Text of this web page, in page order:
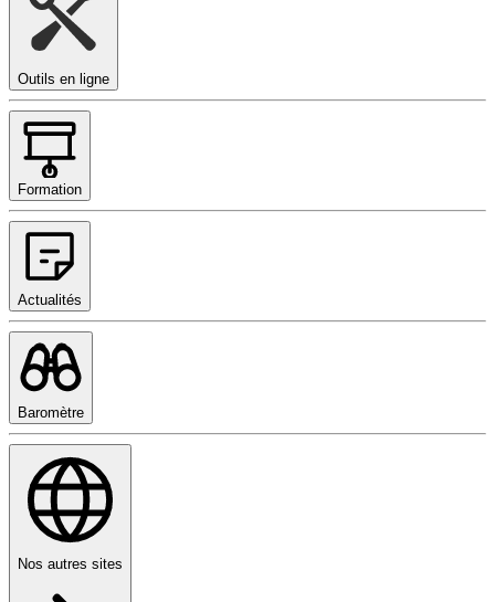
Outils en ligne
Formation
Actualités
Baromètre
Nos autres sites